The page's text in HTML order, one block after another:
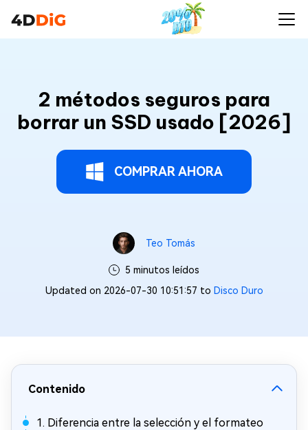
2 métodos seguros para
borrar un SSD usado [2026]
COMPRAR AHORA
Teo Tomás
5 minutos leídos
Updated on 2026-07-30 10:51:57 to Disco Duro
Contenido
1. Diferencia entre la selección y el formateo